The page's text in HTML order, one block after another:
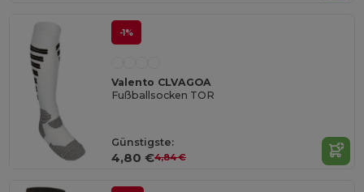
-1%
Valento CLVAGOA
Fußballsocken TOR
Günstigste:
4,80 €4,84 €